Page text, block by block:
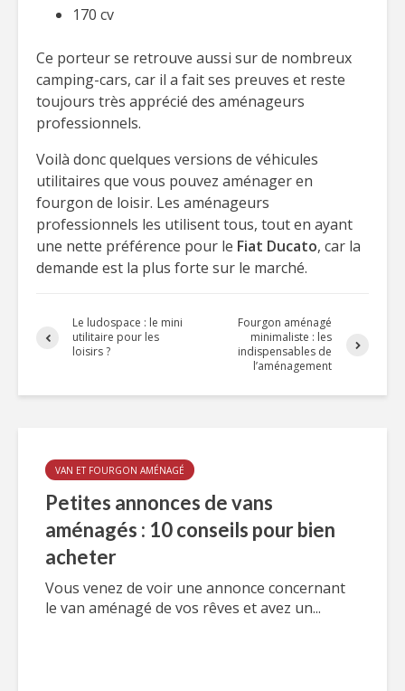
170 cv
Ce porteur se retrouve aussi sur de nombreux
camping-cars, car il a fait ses preuves et reste
toujours très apprécié des aménageurs
professionnels.
Voilà donc quelques versions de véhicules
utilitaires que vous pouvez aménager en
fourgon de loisir. Les aménageurs
professionnels les utilisent tous, tout en ayant
une nette préférence pour le Fiat Ducato, car la
demande est la plus forte sur le marché.
Le ludospace : le mini
utilitaire pour les
loisirs ?
Fourgon aménagé
minimaliste : les
indispensables de
l’aménagement
VAN ET FOURGON AMÉNAGÉ
Petites annonces de vans
aménagés : 10 conseils pour bien
acheter
Vous venez de voir une annonce concernant
le van aménagé de vos rêves et avez un...